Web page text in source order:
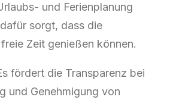
und Ferienplanung
sorgt, dass die
Zeit genießen können.
fördert die Transparenz bei
und Genehmigung von